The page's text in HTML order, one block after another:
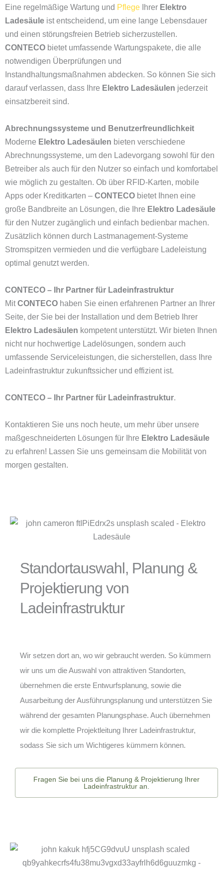
Eine regelmäßige Wartung und Pflege Ihrer Elektro
Ladesäule ist entscheidend, um eine lange Lebensdauer
und einen störungsfreien Betrieb sicherzustellen.
CONTECO bietet umfassende Wartungspakete, die alle
notwendigen Überprüfungen und
Instandhaltungsmaßnahmen abdecken. So können Sie sich
darauf verlassen, dass Ihre Elektro Ladesäulen jederzeit
einsatzbereit sind.
Abrechnungssysteme und Benutzerfreundlichkeit
Moderne Elektro Ladesäulen bieten verschiedene
Abrechnungssysteme, um den Ladevorgang sowohl für den
Betreiber als auch für den Nutzer so einfach und komfortabel
wie möglich zu gestalten. Ob über RFID-Karten, mobile
Apps oder Kreditkarten – CONTECO bietet Ihnen eine
große Bandbreite an Lösungen, die Ihre Elektro Ladesäule
für den Nutzer zugänglich und einfach bedienbar machen.
Zusätzlich können durch Lastmanagement-Systeme
Stromspitzen vermieden und die verfügbare Ladeleistung
optimal genutzt werden.
CONTECO – Ihr Partner für Ladeinfrastruktur
MitCONTECO haben Sie einen erfahrenen Partner an Ihrer
Seite, der Sie bei der Installation und dem Betrieb Ihrer
Elektro Ladesäulen kompetent unterstützt. Wir bieten Ihnen
nicht nur hochwertige Ladelösungen, sondern auch
umfassende Serviceleistungen, die sicherstellen, dass Ihre
Ladeinfrastruktur zukunftssicher und effizient ist.
CONTECO – Ihr Partner für Ladeinfrastruktur.
Kontaktieren Sie uns noch heute, um mehr über unsere
maßgeschneiderten Lösungen für Ihre Elektro Ladesäule
zu erfahren! Lassen Sie uns gemeinsam die Mobilität von
morgen gestalten.
Standortauswahl, Planung &
Projektierung von
Ladeinfrastruktur
Wir setzen dort an, wo wir gebraucht werden. So kümmern
wir uns um die Auswahl von attraktiven Standorten,
übernehmen die erste Entwurfsplanung, sowie die
Ausarbeitung der Ausführungsplanung und unterstützen Sie
während der gesamten Planungsphase. Auch übernehmen
wir die komplette Projektleitung Ihrer Ladeinfrastruktur,
sodass Sie sich um Wichtigeres kümmern können.
Fragen Sie bei uns die Planung & Projektierung Ihrer
Ladeinfrastruktur an.